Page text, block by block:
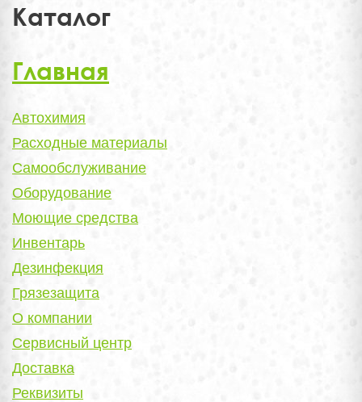
Каталог
Главная
Автохимия
Расходные материалы
Самообслуживание
Оборудование
Моющие средства
Инвентарь
Дезинфекция
Грязезащита
О компании
Сервисный центр
Доставка
Реквизиты